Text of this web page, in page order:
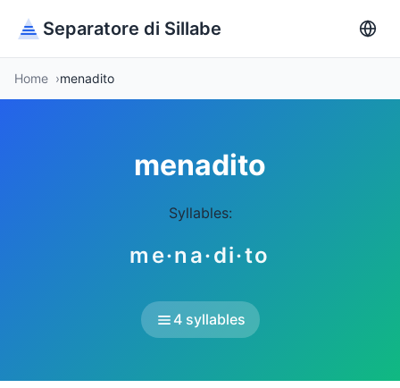
Separatore di Sillabe
Home menadito
menadito
Syllables:
me·na·di·to
4 syllables